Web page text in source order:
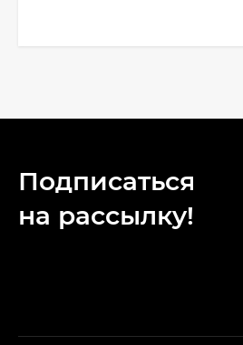
Подписаться
на рассылкy!